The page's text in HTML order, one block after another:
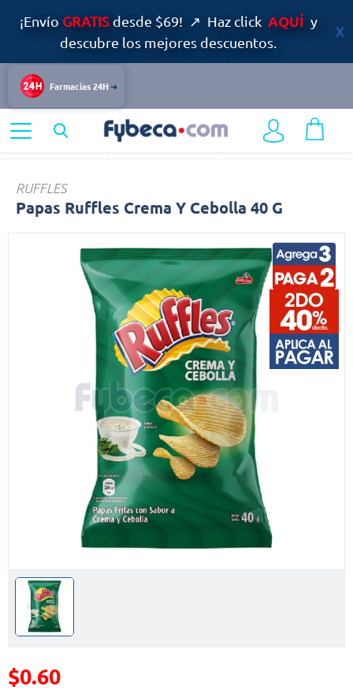
¡Envío GRATISdesde $69! ↗ Haz click AQUÍ y
descubre los mejores descuentos.
Farmacias 24H
Alimentos y Bebidas
RUFFLES
Papas Ruffles Crema Y Cebolla 40 G
Precio reducido de
$0.60